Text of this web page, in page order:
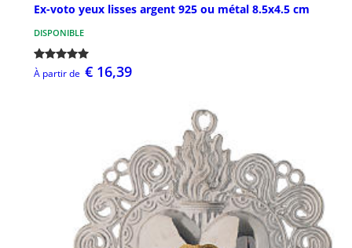
Ex-voto yeux lisses argent 925 ou métal 8.5x4.5 cm
DISPONIBLE
À partir de € 16,39